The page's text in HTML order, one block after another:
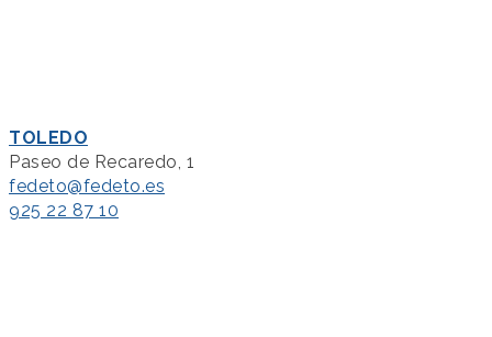
TOLEDO
Paseo de Recaredo, 1
fedeto@fedeto.es
925 22 87 10